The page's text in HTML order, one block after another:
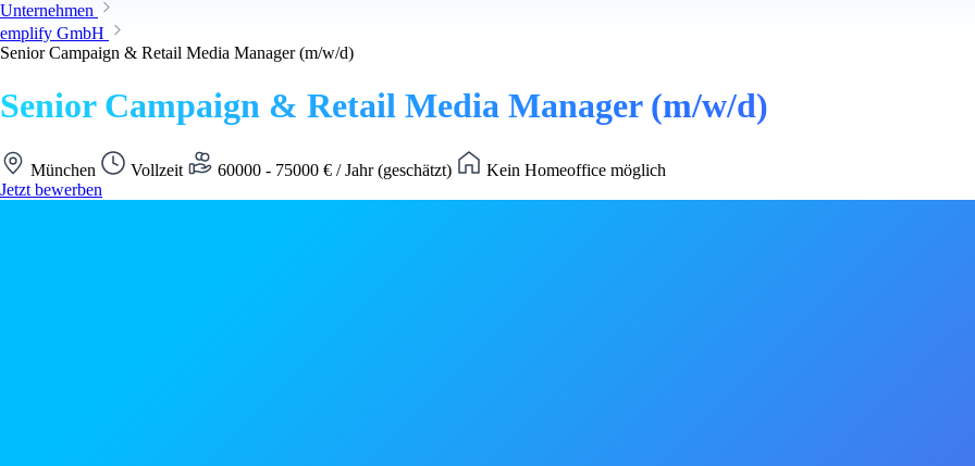
Unternehmen
emplify GmbH
Senior Campaign & Retail Media Manager (m/w/d)
Senior Campaign & Retail Media Manager (m/w/d)
München Vollzeit 60000 - 75000 € / Jahr (geschätzt)
Kein Homeoffice möglich
Jetzt bewerben